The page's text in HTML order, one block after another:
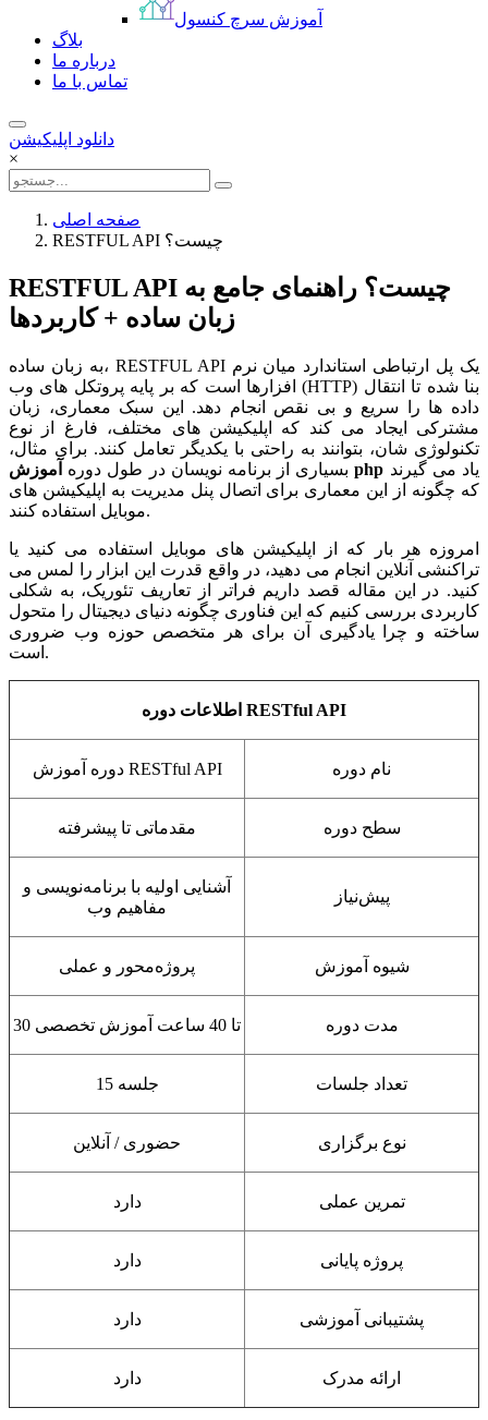
آموزش سرچ کنسول
بلاگ
درباره ما
تماس با ما
دانلود اپلیکیشن
×
صفحه اصلی
RESTFUL API چیست؟
RESTFUL API چیست؟ راهنمای جامع به
زبان ساده + کاربردها
به زبان ساده، RESTFUL API یک پل ارتباطی استاندارد میان نرم‌
افزارها است که بر پایه پروتکل‌ های وب (HTTP) بنا شده تا انتقال
داده‌ ها را سریع و بی‌ نقص انجام دهد. این سبک معماری، زبان
مشترکی ایجاد می‌ کند که اپلیکیشن‌ های مختلف، فارغ از نوع
تکنولوژی‌ شان، بتوانند به راحتی با یکدیگر تعامل کنند. برای مثال،
بسیاری از برنامه نویسان در طول دوره آموزش php
که چگونه از این معماری برای اتصال پنل مدیریت به اپلیکیشن‌ های
موبایل استفاده کنند.
امروزه هر بار که از اپلیکیشن‌ های موبایل استفاده می‌ کنید یا
تراکنشی آنلاین انجام می‌ دهید، در واقع قدرت این ابزار را لمس می‌
کنید. در این مقاله قصد داریم فراتر از تعاریف تئوریک، به شکلی
کاربردی بررسی کنیم که این فناوری چگونه دنیای دیجیتال را متحول
ساخته و چرا یادگیری آن برای هر متخصص حوزه وب ضروری
است.
اطلاعات RESTful API
دوره آموزش RESTful API نام دوره
مقدماتی تا پیشرفته سطح دوره
آشنایی اولیه با برنامه‌نویسی و
مفاهیم وب
پیش‌نیاز
پروژه‌محور و عملی شیوه آموزش
30 تا 40 ساعت آموزش تخصصی مدت دوره
15 جلسه تعداد جلسات
حضوری / آنلاین نوع برگزاری
دارد تمرین عملی
دارد پروژه پایانی
دارد پشتیبانی آموزشی
دارد ارائه مدرک